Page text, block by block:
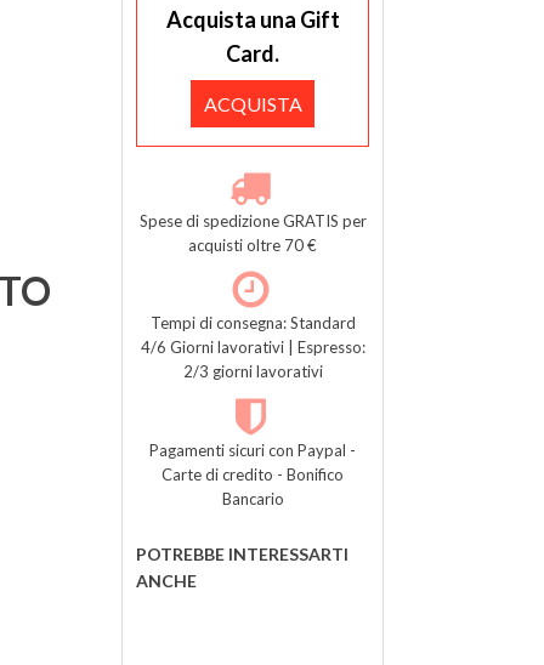
Acquista una Gift
Card.
ACQUISTA
Spese di spedizione GRATIS per
acquisti oltre 70 €
Tempi di consegna: Standard
4/6 Giorni lavorativi | Espresso:
2/3 giorni lavorativi
Pagamenti sicuri con Paypal -
Carte di credito - Bonifico
Bancario
POTREBBE INTERESSARTI
ANCHE